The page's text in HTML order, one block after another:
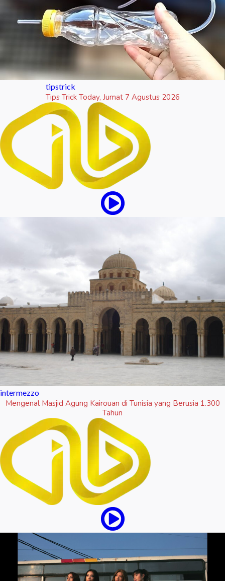
tipstrick
Tips Trick Today, Jumat 7 Agustus 2026
intermezzo
Mengenal Masjid Agung Kairouan di Tunisia yang Berusia 1.300
Tahun